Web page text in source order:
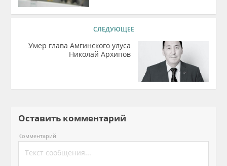
СЛЕДУЮЩЕЕ
Умер глава Амгинского улуса
Николай Архипов
Оставить комментарий
Комментарий